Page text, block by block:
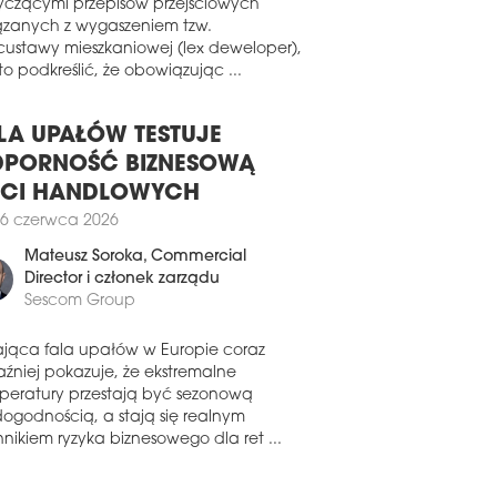
Mirbud podpisała dwie umowy na
dróg ekspresowych dla GDDKiA
kontrakt z PKP PLK. Portfel zamówień
wynosi obecnie 8,6 mld zł netto.
ZACZYNA OPERACJĘ
podpisał umowę na przebudowę
Wojskowego w Szczecinie. Wartość
I MAZOWSZE W
rozwoju polskiego rynku
są coraz bardziej
regionalnie. Jedno pozostaje
bez zmian – skala planowanych
wciąż rośnie.
z pojawiającymi się pytaniami
przepisów przejściowych
z wygaszeniem tzw.
mieszkaniowej (lex deweloper),
UPAŁÓW TESTUJE
BIZNESOWĄ
HANDLOWYCH
26 czerwca 2026
Mateusz Soroka, Commercial
Director i członek zarządu
fala upałów w Europie coraz
pokazuje, że ekstremalne
przestają być sezonową
a stają się realnym